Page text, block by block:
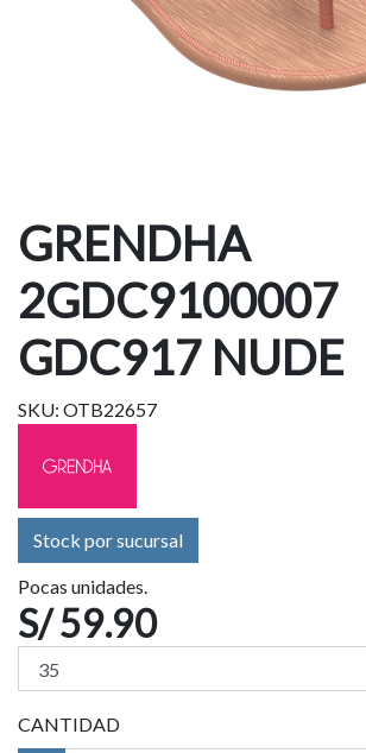
GRENDHA
2GDC9100007
GDC917 NUDE
SKU: OTB22657
Stock por sucursal
Pocas unidades.
S/ 59.90
CANTIDAD